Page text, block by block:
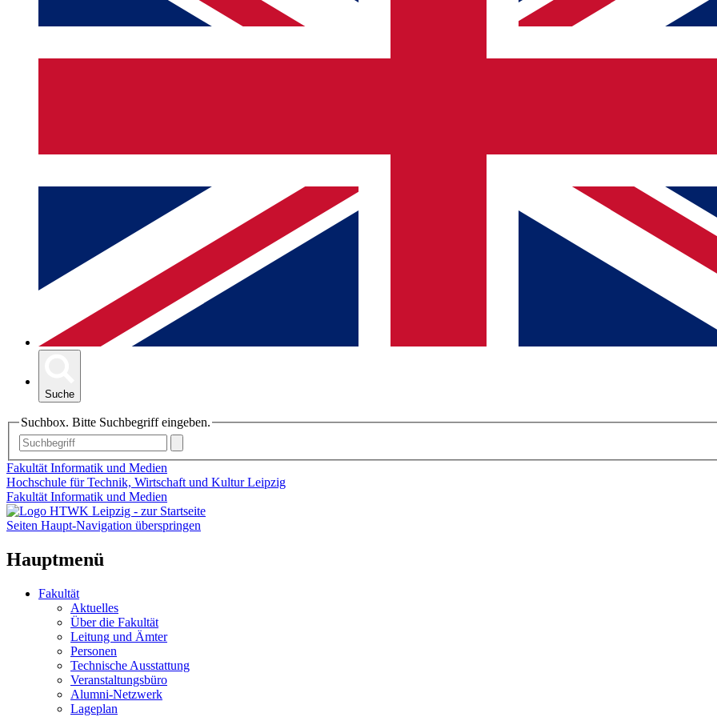
Suche
Suchbox. Bitte Suchbegriff eingeben.
Fakultät Informatik und Medien
Hochschule für Technik, Wirtschaft und Kultur Leipzig
Fakultät Informatik und Medien
Seiten Haupt-Navigation überspringen
Hauptmenü
Fakultät
Aktuelles
Über die Fakultät
Leitung und Ämter
Personen
Technische Ausstattung
Veranstaltungsbüro
Alumni-Netzwerk
Lageplan